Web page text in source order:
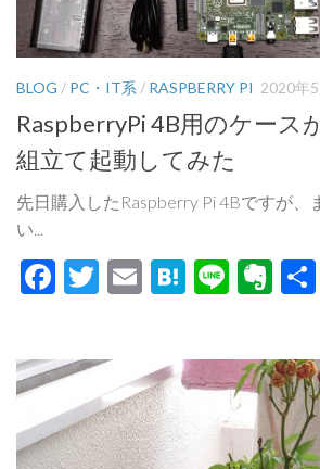
BLOG / PC・IT系 / RASPBERRY PI 2020年
RaspberryPi 4B用のケース
組立て起動してみた
先日購入したRaspberry Pi 4Bですが、
い...
Facebook
Twitter
EmailHatena
Line